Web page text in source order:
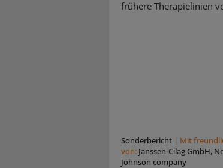
frühere Therapielinien
Sonderbericht | Mit
von: Janssen-Cilag GmbH,
Johnson company